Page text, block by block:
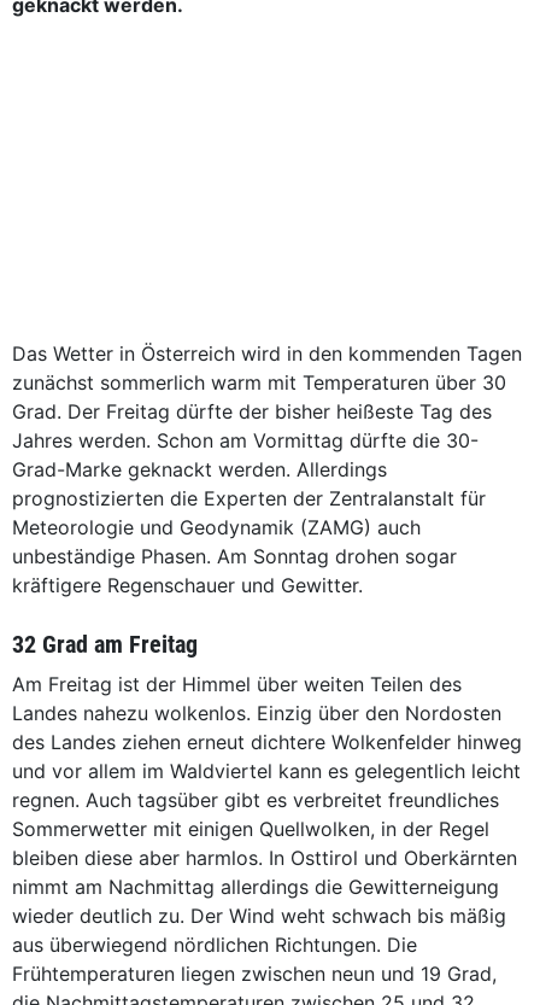
geknackt werden.
Das Wetter in Österreich wird in den kommenden Tagen
zunächst sommerlich warm mit Temperaturen über 30
Grad. Der Freitag dürfte der bisher heißeste Tag des
Jahres werden. Schon am Vormittag dürfte die 30-
Grad-Marke geknackt werden. Allerdings
prognostizierten die Experten der Zentralanstalt für
Meteorologie und Geodynamik (ZAMG) auch
unbeständige Phasen. Am Sonntag drohen sogar
kräftigere Regenschauer und Gewitter.
32 Grad am Freitag
Am Freitag ist der Himmel über weiten Teilen des
Landes nahezu wolkenlos. Einzig über den Nordosten
des Landes ziehen erneut dichtere Wolkenfelder hinweg
und vor allem im Waldviertel kann es gelegentlich leicht
regnen. Auch tagsüber gibt es verbreitet freundliches
Sommerwetter mit einigen Quellwolken, in der Regel
bleiben diese aber harmlos. In Osttirol und Oberkärnten
nimmt am Nachmittag allerdings die Gewitterneigung
wieder deutlich zu. Der Wind weht schwach bis mäßig
aus überwiegend nördlichen Richtungen. Die
Frühtemperaturen liegen zwischen neun und 19 Grad,